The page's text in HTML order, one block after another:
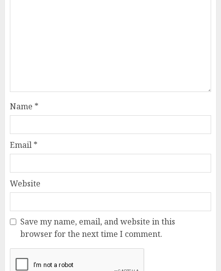
Name *
Email *
Website
Save my name, email, and website in this
browser for the next time I comment.